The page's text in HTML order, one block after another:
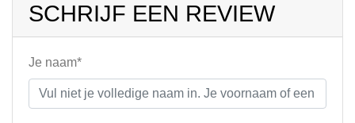
SCHRIJF EEN REVIEW
Je naam*